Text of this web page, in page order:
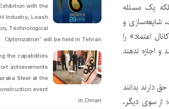
یک مسئله
شایعه‌سازی و
اعتماد» را
و اجازه ندهند
دارند بدانند
از سوی دیگر،
with the
Industry, Leash
Technological
Optimization” will be held in Tehran
the capabilities
achievements
Steel at the
event
in Oman